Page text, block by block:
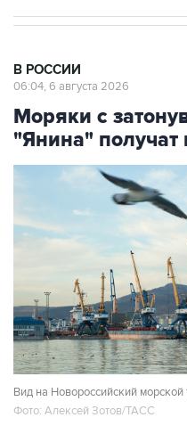
В РОССИИ
06:04, 6 августа 2026
Моряки с
"Янина"
Вид на Новороссийский морской
Фото: Алексей Зотов/ТАСС